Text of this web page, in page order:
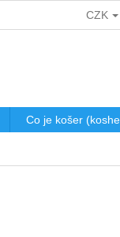
DÁRKOVÉ
CZK
Co je košer